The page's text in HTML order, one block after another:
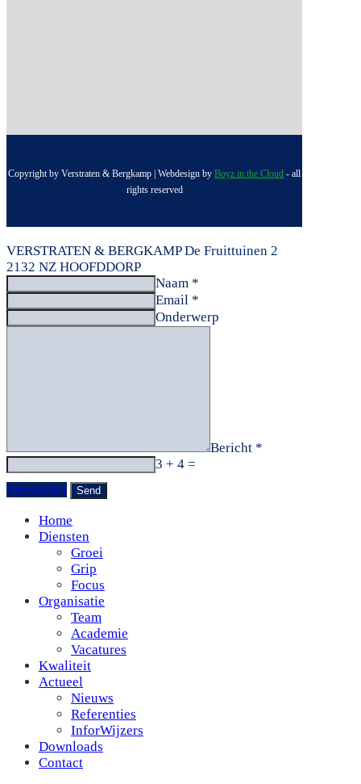
Copyright by Verstraten & Bergkamp | Webdesign byBoyz in the Cloud - all
rights reserved
VERSTRATEN & BERGKAMP De Fruittuinen 2
2132 NZ HOOFDDORP
Naam *
Email *
Onderwerp
Bericht *
3 + 4 =
Verzenden
Home
Diensten
Groei
Grip
Focus
Organisatie
Team
Academie
Vacatures
Kwaliteit
Actueel
Nieuws
Referenties
InforWijzers
Downloads
Contact